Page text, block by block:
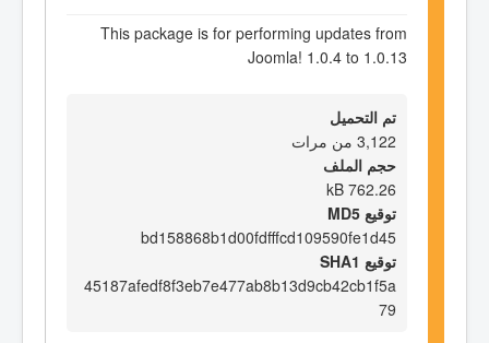
This package is for performing updates from
Joomla! 1.0.4 to 1.0.13
تم التحميل
3,122 من مرات
حجم الملف
762.26 kB
توقيع MD5
bd158868b1d00fdfffcd109590fe1d45
توقيع SHA1
45187afedf8f3eb7e477ab8b13d9cb42cb1f5a
79